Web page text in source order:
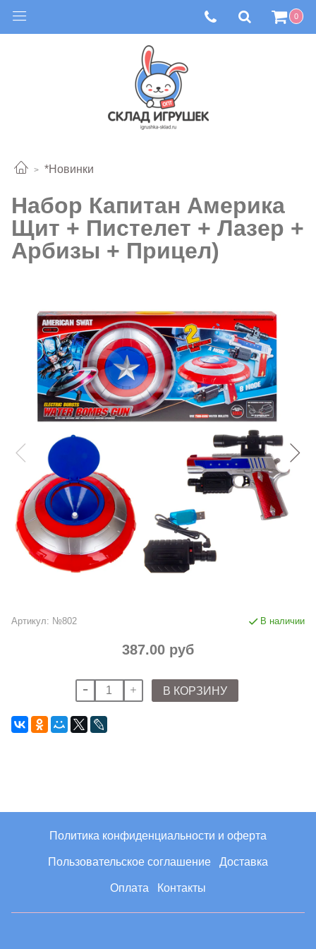
0
*Новинки
Набор Капитан Америка
Щит + Пистелет + Лазер +
Арбизы + Прицел)
Артикул: №802 В наличии
387.00 руб
В КОРЗИНУ
Политика конфиденциальности и оферта
Пользовательское соглашение Доставка
Оплата Контакты